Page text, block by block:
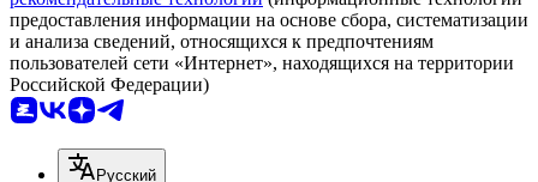
предоставления информации на основе сбора, систематизации
и анализа сведений, относящихся к предпочтениям
пользователей сети «Интернет», находящихся на территории
Российской Федерации)
Русский